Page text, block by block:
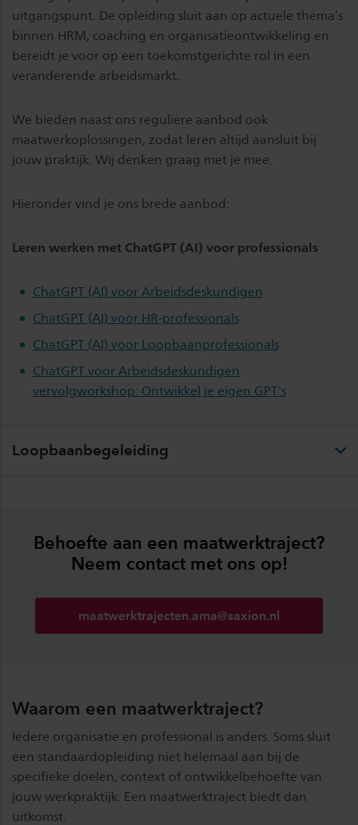
uitgangspunt. De opleiding sluit aan op actuele thema’s
binnen HRM, coaching en organisatieontwikkeling en
bereidt je voor op een toekomstgerichte rol in een
veranderende arbeidsmarkt.
We bieden naast ons reguliere aanbod ook
maatwerkoplossingen, zodat leren altijd aansluit bij
jouw praktijk. Wij denken graag met je mee.
Hieronder vind je ons brede aanbod:
Leren werken met ChatGPT (AI) voor professionals
ChatGPT (AI) voor Arbeidsdeskundigen
ChatGPT (AI) voor HR-professionals
ChatGPT (AI) voor Loopbaanprofessionals
ChatGPT voor Arbeidsdeskundigen
vervolgworkshop: Ontwikkel je eigen GPT's
Loopbaanbegeleiding
Behoefte aan een maatwerktraject?
Neem contact met ons op!
maatwerktrajecten.ama@saxion.nl
Waarom een maatwerktraject?
Iedere organisatie en professional is anders. Soms sluit
een standaardopleiding niet helemaal aan bij de
specifieke doelen, context of ontwikkelbehoefte van
jouw werkpraktijk. Een maatwerktraject biedt dan
uitkomst.